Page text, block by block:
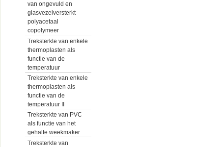
van ongevuld en
glasvezelversterkt
polyacetaal
copolymeer
Treksterkte van enkele
thermoplasten als
functie van de
temperatuur
Treksterkte van enkele
thermoplasten als
functie van de
temperatuur II
Treksterkte van PVC
als functie van het
gehalte weekmaker
Treksterkte van